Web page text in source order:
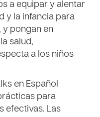
a equipar y alentar
y la infancia para
y pongan en
salud,
a los niños
en Español
para
efectivas. Las